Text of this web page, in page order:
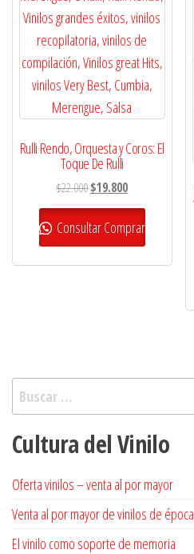
Rulli Rendo, Orquesta y Coros: El
Toque De Rulli
$22.000El
precio
original
era:
$22.000.
$19.800El
precio
actual
es:
$19.800.
Consultar Comprar
Buscar:
Cultura del Vinilo
Oferta vinilos – venta al por mayor
Venta al por mayor de vinilos de época
El vinilo como soporte de memoria